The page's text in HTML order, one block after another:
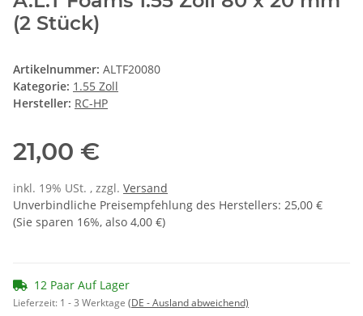
(2 Stück)
Artikelnummer: ALTF20080
Kategorie: 1.55 Zoll
Hersteller: RC-HP
21,00 €
inkl. 19% USt. , zzgl. Versand
Unverbindliche Preisempfehlung des Herstellers: 25,00 €
(Sie sparen 16%, also 4,00 €)
12 Paar Auf Lager
Lieferzeit: 1 - 3 Werktage (DE - Ausland abweichend)